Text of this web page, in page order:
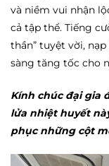
và niềm vui nhận
cả tập thể. Tiếng
thần” tuyệt vời,
sàng tăng tốc cho
Kính chúc đại gia
lửa nhiệt huyết
phục những cột